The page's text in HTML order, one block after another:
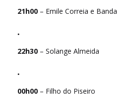
21h00 – Emile Correia e Banda
22h30 – Solange Almeida
00h00 – Filho do Piseiro